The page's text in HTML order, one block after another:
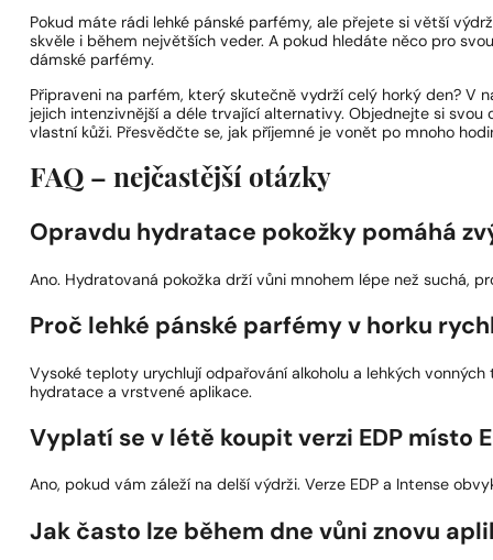
Pokud máte rádi lehké pánské parfémy, ale přejete si větší
skvěle i během největších veder. A pokud hledáte něco pro
dámské parfémy.
Připraveni na parfém, který skutečně vydrží celý horký den? V
jejich intenzivnější a déle trvající alternativy. Objednejte si
vlastní kůži. Přesvědčte se, jak příjemné je vonět po mnoho
FAQ – nejčastější otázky
Opravdu hydratace pokožky pomáhá
Ano. Hydratovaná pokožka drží vůni mnohem lépe než suchá,
Proč lehké pánské parfémy v horku
Vysoké teploty urychlují odpařování alkoholu a lehkých
hydratace a vrstvené aplikace.
Vyplatí se v létě koupit verzi EDP místo
Ano, pokud vám záleží na delší výdrži. Verze EDP a Intense
Jak často lze během dne vůni znovu